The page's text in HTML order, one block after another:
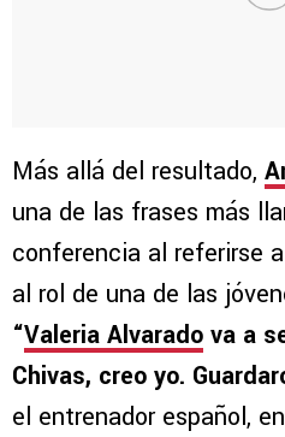
Más allá del resultado,
una de las frases más
conferencia al referirse
al rol de una de las
“Valeria Alvarado va a
Chivas, creo yo.
el entrenador español,